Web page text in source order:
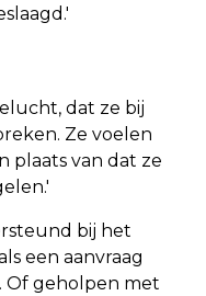
dat ze bij
Ze voelen
plaats van dat ze
bij het
een aanvraag
Of geholpen met